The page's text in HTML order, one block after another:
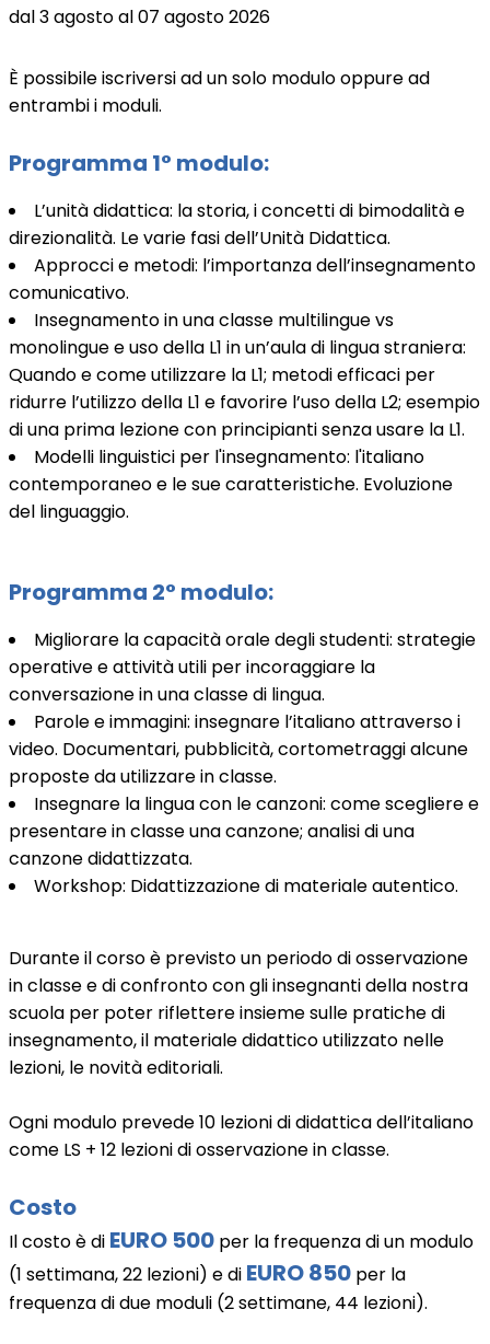
dal 3 agosto al 07 agosto 2026
È possibile iscriversi ad un solo modulo oppure ad
entrambi i moduli.
Programma 1° modulo:
L’unità didattica: la storia, i concetti di bimodalità e
direzionalità. Le varie fasi dell’Unità Didattica.
Approcci e metodi: l’importanza dell’insegnamento
comunicativo.
Insegnamento in una classe multilingue vs
monolingue e uso della L1 in un’aula di lingua straniera:
Quando e come utilizzare la L1; metodi efficaci per
ridurre l’utilizzo della L1 e favorire l’uso della L2; esempio
di una prima lezione con principianti senza usare la L1.
Modelli linguistici per l'insegnamento: l'italiano
contemporaneo e le sue caratteristiche. Evoluzione
del linguaggio.
Programma 2° modulo:
Migliorare la capacità orale degli studenti: strategie
operative e attività utili per incoraggiare la
conversazione in una classe di lingua.
Parole e immagini: insegnare l’italiano attraverso i
video. Documentari, pubblicità, cortometraggi alcune
proposte da utilizzare in classe.
Insegnare la lingua con le canzoni: come scegliere e
presentare in classe una canzone; analisi di una
canzone didattizzata.
Workshop: Didattizzazione di materiale autentico.
Durante il corso è previsto un periodo di osservazione
in classe e di confronto con gli insegnanti della nostra
scuola per poter riflettere insieme sulle pratiche di
insegnamento, il materiale didattico utilizzato nelle
lezioni, le novità editoriali.
Ogni modulo prevede 10 lezioni di didattica dell’italiano
come LS + 12 lezioni di osservazione in classe.
Costo
Il costo è di EURO 500 per la frequenza di un modulo
(1 settimana, 22 lezioni) e di EURO 850 per la
frequenza di due moduli (2 settimane, 44 lezioni).